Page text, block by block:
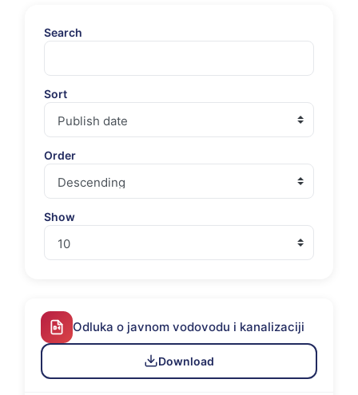
Search
Sort
Order
Show
Odluka o javnom vodovodu i kanalizaciji
Download